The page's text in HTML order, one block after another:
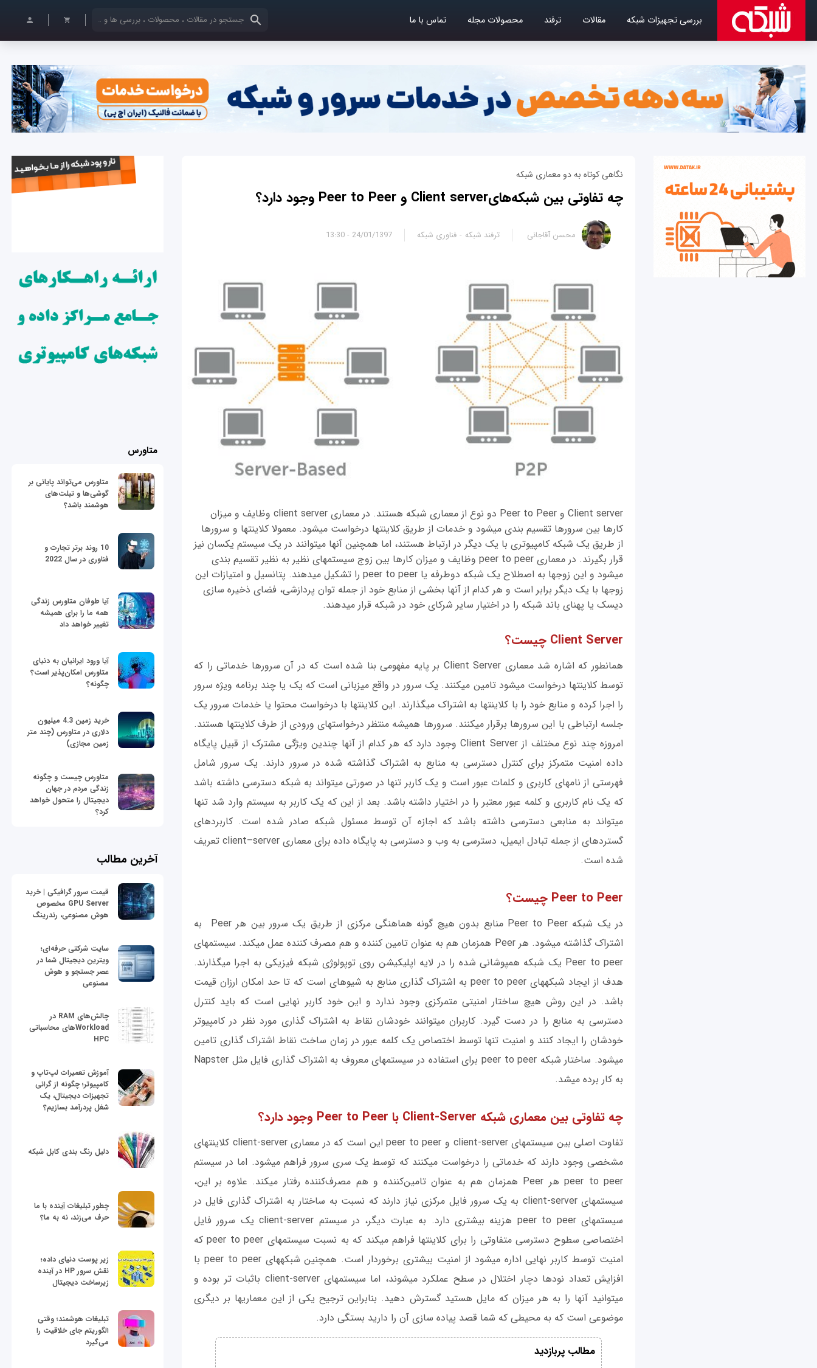
بررسی تجهیزات شبکه مقالات ترفند محصولات مجله تماس با ما کلمات کلیدی خود را وارد کنید
نگاهی کوتاه به دو معماری شبکه
چه تفاوتی بین شبکه‌هایClient server و Peer to Peer وجود دارد؟
24/01/1397 - 13:30 محسن آقاجانی ترفند شبکه فناوری شبکه
Client server و Peer to Peer دو نوع از معماری شبکه هستند. در معماری client server وظایف و میزان
کارها بین سرورها تقسیم بندی می‎شود و خدمات از طریق کلاینت‎ها درخواست می‎شود. معمولا کلاینت‎ها و سرورها
از طریق یک شبکه کامپیوتری با یک دیگر در ارتباط هستند، اما همچنین آنها می‎توانند در یک سیستم یکسان نیز
قرار بگیرند. در معماری peer to peer وظایف و میزان کارها بین زوج سیستم‎های نظیر به نظیر تقسیم بندی
می‎شود و این زوج‎ها به اصطلاح یک شبکه دوطرفه یا peer to peer را تشکیل می‎دهند. پتانسيل و امتیازات این
زوج‎ها با یک دیگر برابر است و هر کدام از آنها بخشی از منابع خود از جمله توان پردازشی، فضای ذخيره سازی
دیسک یا پهنای باند شبکه را در اختیار سایر شرکای خود در شبکه قرار می‎دهند.
Client Server چیست؟
همان‎طور که اشاره شد معماری Client Server بر پایه مفهومی‎ بنا شده است که در آن سرورها خدماتی را که
توسط کلاینت‎ها درخواست می‎شود تامین می‎کنند. یک سرور در واقع میزبانی است که یک یا چند برنامه ویژه سرور
را اجرا کرده و منابع خود را با کلاینت‎ها به اشتراک می‎گذارند. این کلاینت‎ها با درخواست محتوا یا خدمات سرور یک
جلسه ارتباطی با این سرورها برقرار می‎کنند. سرورها همیشه منتظر درخواست‎های ورودی از طرف کلاینت‎ها هستند.
امروزه چند نوع مختلف از Client Server وجود دارد که هر کدام از آنها چندین ویژگی مشترک از قبیل پایگاه
داده امنیت متمرکز برای کنترل دسترسی به منابع به اشتراک گذاشته شده در سرور دارند. یک سرور شامل
فهرستی از نام‎های کاربری و کلمات عبور است و یک کاربر تنها در صورتی می‎تواند به شبکه دسترسی داشته باشد
که یک نام کاربری و کلمه عبور معتبر را در اختیار داشته باشد. بعد از این که یک کاربر به سیستم وارد شد تنها
می‎تواند به منابعی دسترسی داشته باشد که اجازه آن توسط مسئول شبکه صادر شده است. کاربردهای
گسترده‎ای از جمله تبادل ایمیل، دسترسی به وب و دسترسی به پایگاه داده برای معماری client–server تعریف
شده است.
Peer to Peer چیست؟
در یک شبکه Peer to Peer منابع بدون هیچ گونه هماهنگی مرکزی از طریق یک سرور بین هر Peer به
اشتراک گذاشته می‎شود. هر Peer همزمان هم به عنوان تامین کننده و هم مصرف کننده عمل می‎کند. سیستم‎های
Peer to peer یک شبکه همپوشانی شده را در لايه اپلیکیشن روی توپولوژی شبکه فیزیکی به اجرا می‎گذارند.
هدف از ایجاد شبکه‎های peer to peer به اشتراک گذاری منابع به شیوه‎ای است که تا حد امکان ارزان قیمت
باشد. در این روش هیچ ساختار امنیتی متمرکزی وجود ندارد و این خود کاربر نهایی است که باید کنترل
دسترسی به منابع را در دست گیرد. کاربران می‎توانند خودشان نقاط به اشتراک گذاری مورد نظر در کامپیوتر
خودشان را ایجاد کنند و امنیت تنها توسط اختصاص یک کلمه عبور در زمان ساخت نقاط اشتراک گذاری تامین
می‎شود. ساختار شبکه peer to peer برای استفاده در سیستم‎های معروف به اشتراک گذاری فایل مثل Napster
به کار برده می‎شد.
چه تفاوتی بین معماری شبکه Client-Server با Peer to Peer وجود دارد؟
تفاوت اصلی بین سیستم‎های client-server و peer to peer این است که در معماری client-server کلاینت‎های
مشخصی وجود دارند که خدماتی را درخواست می‎کنند که توسط یک سری سرور فراهم می‎شود. اما در سیستم
peer to peer هر Peer همزمان هم به عنوان تامین‌کننده و هم مصرف‌کننده رفتار می‎کند. علاوه بر این،
سیستم‎های client-server به یک سرور فایل مرکزی نیاز دارند که نسبت به ساختار به اشتراک گذاری فایل در
سیستم‎های peer to peer هزینه بیشتری دارد. به عبارت ديگر، در سیستم client-server یک سرور فایل
اختصاصی سطوح دسترسی متفاوتی را برای کلاینت‎ها فراهم می‎کند که به نسبت سیستم‎های peer to peer که
امنیت توسط کاربر نهایی اداره می‎شود از امنیت بیشتری برخوردار است. همچنین شبکه‎های peer to peer با
افزایش تعداد نودها دچار اختلال در سطح عملکرد می‎شوند، اما سیستم‎های client-server باثبات تر بوده و
می‎توانید آنها را به هر میزان که مایل هستید گسترش دهید. بنابراین ترجيح یکی از این معماری‎ها بر دیگری
موضوعی است که به محیطی که شما قصد پیاده سازی آن را دارید بستگی دارد.
مطالب پربازدید
متاورس
متاورس می‌تواند پایانی بر
گوشی‌ها و تبلت‌های
هوشمند باشد؟
10 روند برتر تجارت و
فناوری در سال 2022
آیا طوفان متاورس زندگی
همه ما را برای همیشه
تغییر خواهد داد
آیا ورود ایرانیان به دنیای
متاورس امکان‌پذیر است؟
چگونه؟
خرید زمین 4.3 میلیون
دلاری در متاورس (چند متر
زمین مجازی)
متاورس چیست و چگونه
زندگی مردم در جهان
دیجیتال را متحول خواهد
کرد؟
آخرین مطالب
قیمت سرور گرافیکی | خرید
GPU Server مخصوص
هوش مصنوعی، رندرینگ
سایت شرکتی حرفه‌ای؛
ویترین دیجیتال شما در
عصر جستجو و هوش
مصنوعی
چالش‌های RAM در
Workloadهای محاسباتی
HPC
آموزش تعمیرات لپ‌تاپ و
کامپیوتر؛ چگونه از گرانی
تجهیزات دیجیتال، یک
شغل پردرآمد بسازیم؟
دلیل رنگ بندی کابل شبکه
چطور تبلیغات آینده با ما
حرف می‌زند، نه به ما؟
زیر پوست دنیای داده؛
نقش سرور HP در آینده
زیرساخت دیجیتال
تبلیغات هوشمند؛ وقتی
الگوریتم جای خلاقیت را
می‌گیرد